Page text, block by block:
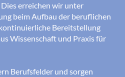
eine E-Mail an die
Ulrich F. Schübel
.
erreichen wir unter
beim Aufbau der beruflichen
Bereitstellung
Wissenschaft und Praxis für
Berufsfelder und sorgen